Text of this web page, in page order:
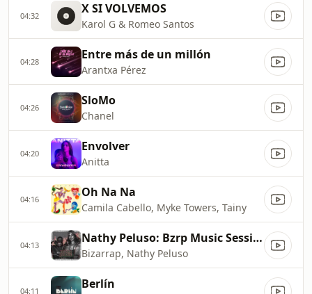
04:32 X SI VOLVEMOS
Karol G & Romeo Santos
04:28 Entre más de un millón
Arantxa Pérez
04:26 SloMo
Chanel
04:20 Envolver
Anitta
04:16 Oh Na Na
Camila Cabello, Myke Towers, Tainy
04:13 Nathy Peluso: Bzrp Music Sessions, Vol. 36
Bizarrap, Nathy Peluso
04:11 Berlín